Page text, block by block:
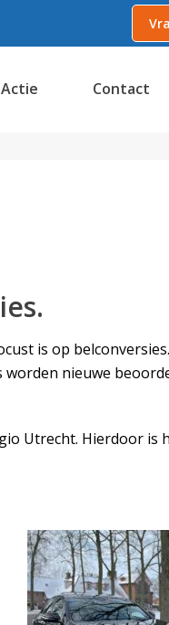
Actie Contact
is op
worden nieuwe
Utrecht. Hierdoor is